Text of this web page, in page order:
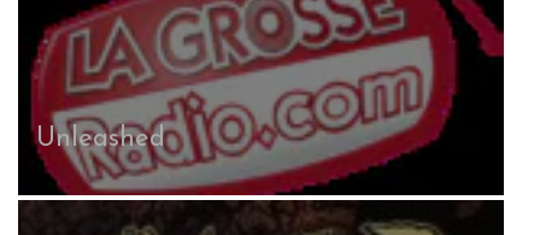
Unleashed